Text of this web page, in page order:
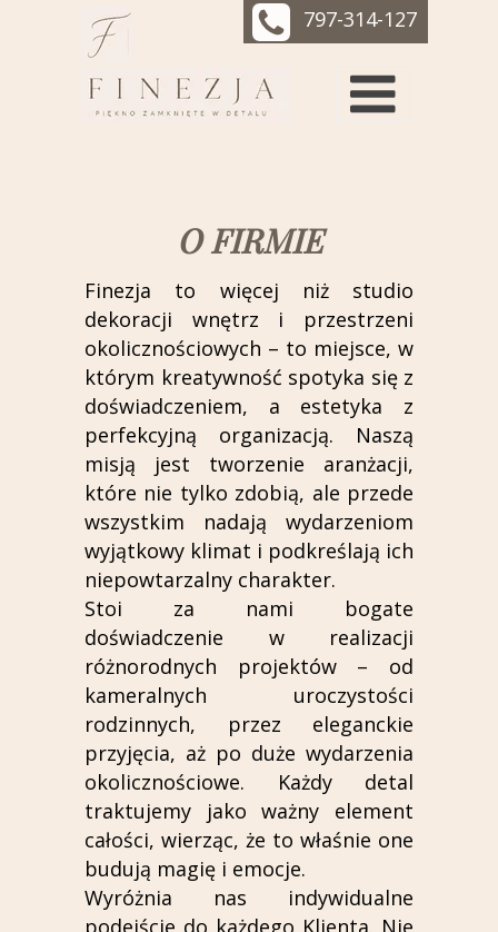
797-314-127
O FIRMIE
Finezja to więcej niż studio
dekoracji wnętrz i przestrzeni
okolicznościowych – to miejsce, w
którym kreatywność spotyka się z
doświadczeniem, a estetyka z
perfekcyjną organizacją. Naszą
misją jest tworzenie aranżacji,
które nie tylko zdobią, ale przede
wszystkim nadają wydarzeniom
wyjątkowy klimat i podkreślają ich
niepowtarzalny charakter.
Stoi za nami bogate
doświadczenie w realizacji
różnorodnych projektów – od
kameralnych uroczystości
rodzinnych, przez eleganckie
przyjęcia, aż po duże wydarzenia
okolicznościowe. Każdy detal
traktujemy jako ważny element
całości, wierząc, że to właśnie one
budują magię i emocje.
Wyróżnia nas indywidualne
podejście do każdego Klienta. Nie